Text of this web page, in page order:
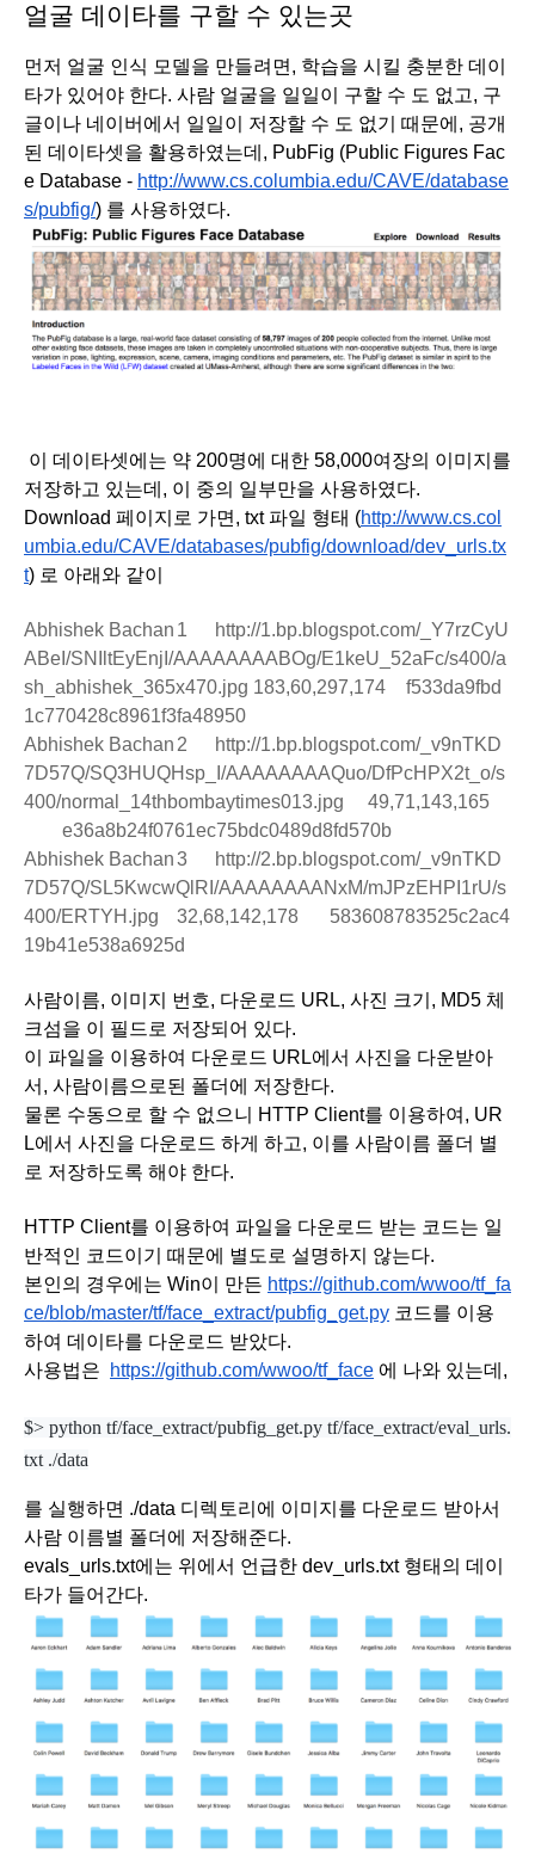
얼굴 데이타를 구할 수 있는곳
먼저 얼굴 인식 모델을 만들려면, 학습을 시킬 충분한 데이
타가 있어야 한다. 사람 얼굴을 일일이 구할 수 도 없고, 구
글이나 네이버에서 일일이 저장할 수 도 없기 때문에, 공개
된 데이타셋을 활용하였는데, PubFig (Public Figures Fac
e Database - http://www.cs.columbia.edu/CAVE/database
s/pubfig/) 를 사용하였다.
저장하고 있는데, 이 중의 일부만을 사용하였다.
Download 페이지로 가면, txt 파일 형태 (http://www.cs.col
umbia.edu/CAVE/databases/pubfig/download/dev_urls.tx
t) 로 아래와 같이
Abhishek Bachan 1
http://1.bp.blogspot.com/_Y7rzCyU
ABeI/SNIltEyEnjI/AAAAAAAABOg/E1keU_52aFc/s400/a
sh_abhishek_365x470.jpg 183,60,297,174
f533da9fbd
1c770428c8961f3fa48950
Abhishek Bachan 2
http://1.bp.blogspot.com/_v9nTKD
7D57Q/SQ3HUQHsp_I/AAAAAAAAQuo/DfPcHPX2t_o/s
400/normal_14thbombaytimes013.jpg
49,71,143,165
e36a8b24f0761ec75bdc0489d8fd570b
Abhishek Bachan3
http://2.bp.blogspot.com/_v9nTKD
7D57Q/SL5KwcwQlRI/AAAAAAAANxM/mJPzEHPI1rU/s
400/ERTYH.jpg
32,68,142,178
583608783525c2ac4
19b41e538a6925d
사람이름, 이미지 번호, 다운로드 URL, 사진 크기, MD5 체
크섬을 이 필드로 저장되어 있다.
이 파일을 이용하여 다운로드 URL에서 사진을 다운받아
서, 사람이름으로된 폴더에 저장한다.
물론 수동으로 할 수 없으니 HTTP Client를 이용하여, UR
L에서 사진을 다운로드 하게 하고, 이를 사람이름 폴더 별
로 저장하도록 해야 한다.
HTTP Client를 이용하여 파일을 다운로드 받는 코드는 일
반적인 코드이기 때문에 별도로 설명하지 않는다.
본인의 경우에는 Win이 만든 https://github.com/wwoo/tf_fa
ce/blob/master/tf/face_extract/pubfig_get.py 코드를 이용
하여 데이타를 다운로드 받았다.
사용법은
https://github.com/wwoo/tf_face
$> python tf/face_extract/pubfig_get.py tf/face_extract/eval_urls.
txt ./data
를 실행하면 ./data 디렉토리에 이미지를 다운로드 받아서
사람 이름별 폴더에 저장해준다.
evals_urls.txt에는 위에서 언급한 dev_urls.txt 형태의 데이
타가 들어간다.